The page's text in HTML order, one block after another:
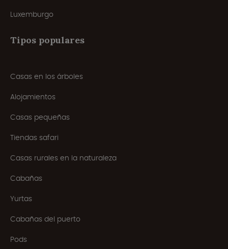
Luxemburgo
Tipos populares
Casas en los árboles
Alojamientos
Casas pequeñas
Tiendas safari
Casas rurales en la naturaleza
Cabañas
Yurtas
Cabañas del puerto
Pods